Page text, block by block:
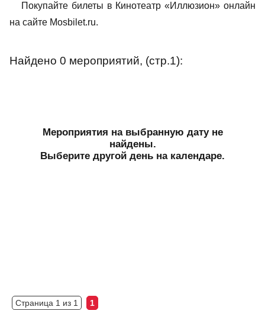
Покупайте билеты в Кинотеатр «Иллюзион» онлайн
на сайте Mosbilet.ru.
Найдено 0 мероприятий, (стр.1):
Мероприятия на выбранную дату не
найдены.
Выберите другой день на календаре.
Страница 1 из 1 1